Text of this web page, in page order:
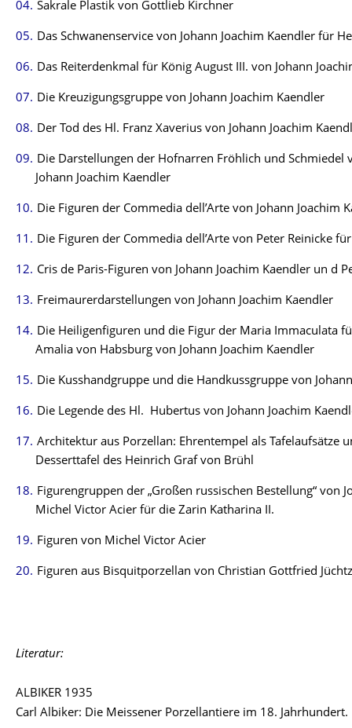
Sakrale Plastik von Gottlieb Kirchner
Das Schwanenservice von Johann Joachim Kaendler für
Das Reiterdenkmal für König August III. von Johann
Die Kreuzigungsgruppe von Johann Joachim Kaendler
Der Tod des Hl. Franz Xaverius von Johann Joachim
Die Darstellungen der Hofnarren Fröhlich und Schmiedel
Johann Joachim Kaendler
Die Figuren der Commedia dell’Arte von Johann Joachim
Die Figuren der Commedia dell’Arte von Peter Reinicke
Cris de Paris-Figuren von Johann Joachim Kaendler un d
Freimaurerdarstellungen von Johann Joachim Kaendler
Die Heiligenfiguren und die Figur der Maria Immaculata
Amalia von Habsburg von Johann Joachim Kaendler
Die Kusshandgruppe und die Handkussgruppe von
Die Legende des Hl. Hubertus von Johann Joachim
Architektur aus Porzellan: Ehrentempel als Tafelaufsätze
Desserttafel des Heinrich Graf von Brühl
Figurengruppen der „Großen russischen Bestellung“ von
Michel Victor Acier für die Zarin Katharina II.
Figuren von Michel Victor Acier
Figuren aus Bisquitporzellan von Christian Gottfried
Literatur:
ALBIKER 1935
Carl Albiker: Die Meissener Porzellantiere im 18.